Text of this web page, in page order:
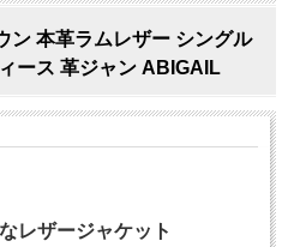
ン 本革ラムレザー シングル
ース 革ジャン ABIGAIL
レザージャケット